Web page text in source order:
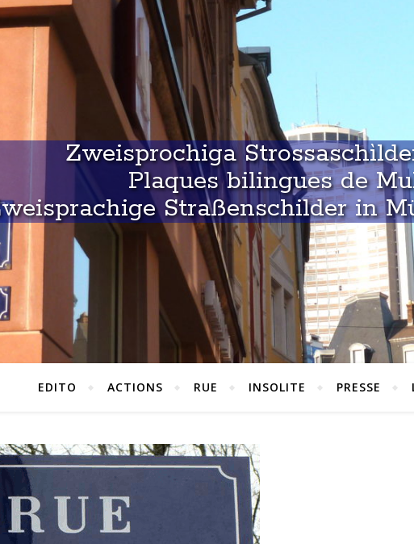
Zweisprochiga
Plaques bilingues de
Straßenschilder in
EDITO ACTIONS RUE INSOLITE PRESSE